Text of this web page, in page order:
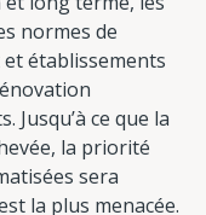
normes de
établissements
Jusqu’à ce que la
la priorité
sera
la plus menacée.